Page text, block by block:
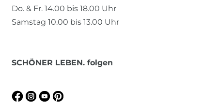
Do. & Fr. 14.00 bis 18.00 Uhr
Samstag 10.00 bis 13.00 Uhr
SCHÖNER LEBEN. folgen